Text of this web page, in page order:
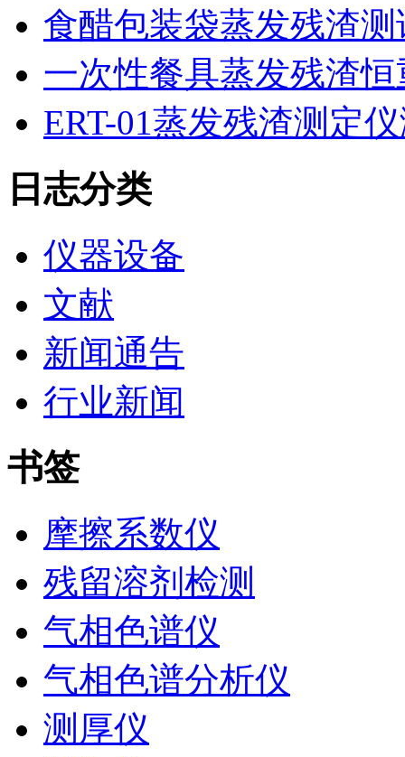
食醋包装袋蒸发残渣
一次性餐具蒸发残渣
ERT-01蒸发残渣测定
日志分类
仪器设备
文献
新闻通告
行业新闻
书签
摩擦系数仪
残留溶剂检测
气相色谱仪
气相色谱分析仪
测厚仪